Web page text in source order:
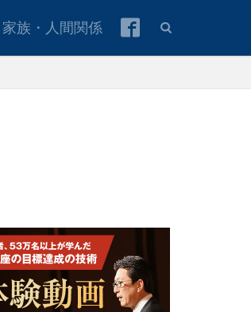
家族・人間関係